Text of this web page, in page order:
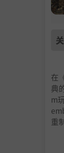
在
典
m
重